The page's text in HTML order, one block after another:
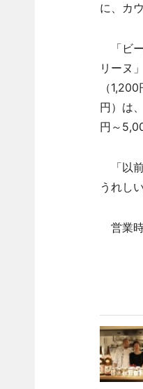
に、カ
「ビ
リーヌ
（
円）は
円～
「以
うれし
営業時